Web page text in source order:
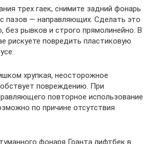
трех гаек, снимите задний фонарь
пазов — направляющих. Сделать это
без рывков и строго прямолинейно. В
рискуете повредить пластиковую
хрупкая, неосторожное
повреждению. При
повторное использование
по причине отсутствия
фонаря Гранта лифтбек в